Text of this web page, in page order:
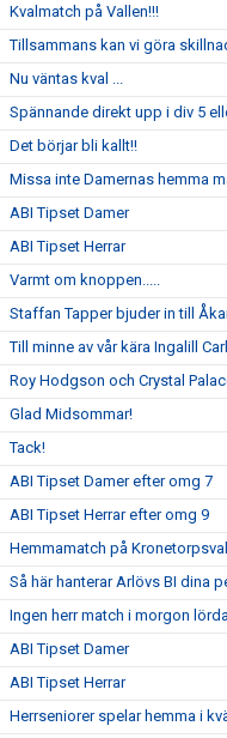
Kvalmatch på Vallen!!!
Tillsammans kan vi göra
Nu väntas kval ...
Spännande direkt upp i div 5
Det börjar bli kallt!!
Missa inte Damernas hemma
ABI Tipset Damer
ABI Tipset Herrar
Varmt om knoppen.....
Staffan Tapper bjuder in till
Till minne av vår kära Ingalill
Roy Hodgson och Crystal
Glad Midsommar!
Tack!
ABI Tipset Damer efter omg 7
ABI Tipset Herrar efter omg 9
Hemmamatch på
Så här hanterar Arlövs BI dina
Ingen herr match i morgon
ABI Tipset Damer
ABI Tipset Herrar
Herrseniorer spelar hemma i